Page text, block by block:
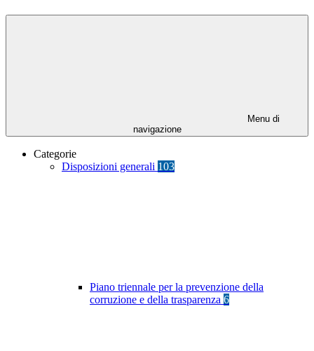
Menu di
navigazione
Categorie
Disposizioni generali 103
Piano triennale per la prevenzione della
corruzione e della trasparenza 6